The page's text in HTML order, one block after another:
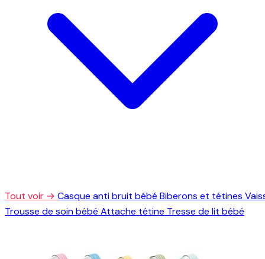
Tout voir → Casque anti bruit bébé Biberons et tétines
Trousse de soin bébé Attache tétine Tresse de lit bébé